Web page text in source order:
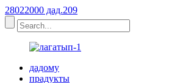
28022000 дад.209
дадому
прадукты